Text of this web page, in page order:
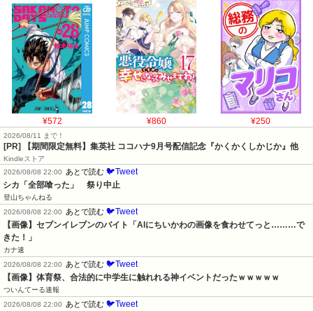
¥572 ¥860 ¥250
2026/08/11 まで！
[PR] 【期間限定無料】集英社 ココハナ9月号配信記念『かくかくしかじか』他
Kindleストア
2026/08/08 22:00
あとで読む 🐦Tweet
シカ「全部喰った」　祭り中止
登山ちゃんねる
2026/08/08 22:00
あとで読む 🐦Tweet
【画像】セブンイレブンのバイト「AIにちいかわの画像を食わせてっと………で
きた！」
カナ速
2026/08/08 22:00
あとで読む 🐦Tweet
【画像】体育祭、合法的に中学生に触れれる神イベントだったｗｗｗｗｗ
ついんてーる速報
2026/08/08 22:00
あとで読む 🐦Tweet